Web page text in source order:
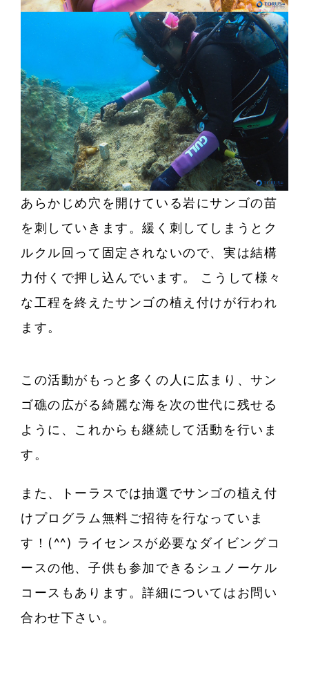
あらかじめ穴を開けている岩にサンゴの苗
を刺していきます。緩く刺してしまうとク
ルクル回って固定されないので、実は結構
力付くで押し込んでいます。 こうして様々
な工程を終えたサンゴの植え付けが行われ
ます。
この活動がもっと多くの人に広まり、サン
ゴ礁の広がる綺麗な海を次の世代に残せる
ように、これからも継続して活動を行いま
す。
また、トーラスでは抽選でサンゴの植え付
けプログラム無料ご招待を行なっていま
す！(^^) ライセンスが必要なダイビングコ
ースの他、子供も参加できるシュノーケル
コースもあります。詳細についてはお問い
合わせ下さい。